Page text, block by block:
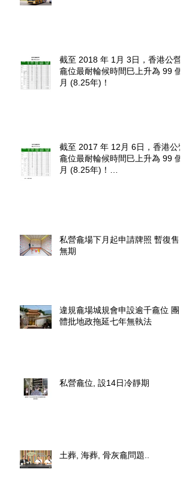
截至 2018 年 1月 3日，香港公營
龕位最耐輪候時間巳上升為 99 個
月 (8.25年)！
截至 2017 年 12月 6日，香港公營
龕位最耐輪候時間巳上升為 99 個
月 (8.25年)！
私營龕場下月起申請牌照 暫復售
無期
違規龕場城規會申設逾千龕位 團
體批地政拖延七年無執法
私營龕位, 設14日冷靜期
土葬, 海葬, 骨灰龕問題..